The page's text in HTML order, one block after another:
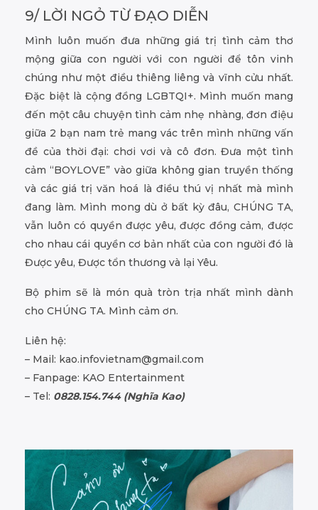
9/ LỜI NGỎ TỪ ĐẠO DIỄN
Mình luôn muốn đưa những giá trị tình cảm thơ
mộng giữa con người với con người để tôn vinh
chúng như một điều thiêng liêng và vĩnh cửu nhất.
Đặc biệt là cộng đồng LGBTQI+. Mình muốn mang
đến một câu chuyện tình cảm nhẹ nhàng, đơn điệu
giữa 2 bạn nam trẻ mang vác trên mình những vấn
đề của thời đại: chơi vơi và cô đơn. Đưa một tình
cảm “BOYLOVE” vào giữa không gian truyền thống
và các giá trị văn hoá là điều thú vị nhất mà mình
đang làm. Mình mong dù ở bất kỳ đâu, CHÚNG TA,
vẫn luôn có quyền được yêu, được đồng cảm, được
cho nhau cái quyền cơ bản nhất của con người đó là
Được yêu, Được tổn thương và lại Yêu.
Bộ phim sẽ là món quà tròn trịa nhất mình dành
cho CHÚNG TA. Mình cảm ơn.
Liên hệ:
– Mail: kao.infovietnam@gmail.com
– Fanpage: KAO Entertainment
– Tel: 0828.154.744 (Nghĩa Kao)